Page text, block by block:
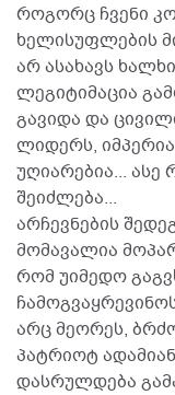
როგორც ჩვენი
ხელისუფლების
არ ასახავს
ლეგიტიმაცია
გავიდა და
ლიდერს,
უღიარებია... ასე
შეიძლება...
არჩევნების
მომავალია
რომ უიმედო
არც მეორეს,
პატრიოტ
დასრულდება